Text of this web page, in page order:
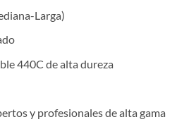
Larga)
440C de alta dureza
y profesionales de alta gama